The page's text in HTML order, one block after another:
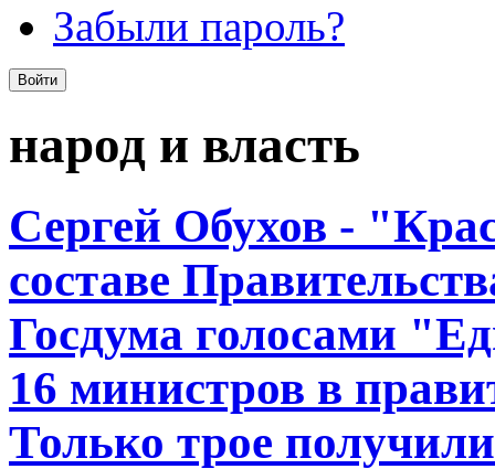
Забыли пароль?
народ и власть
Сергей Обухов -
составе
Госдума голосами
16 министров в
Только трое